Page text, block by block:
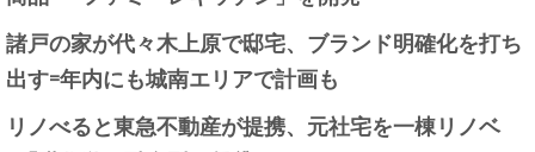
諸戸の家が代々木上原で邸宅、ブランド明確化を打ち
出す=年内にも城南エリアで計画も
リノべると東急不動産が提携、元社宅を一棟リノベ